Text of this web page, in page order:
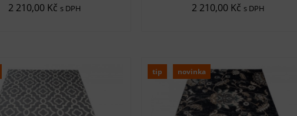
2 210,00 Kč s DPH 2 210,00 Kč s DPH
tip novinka